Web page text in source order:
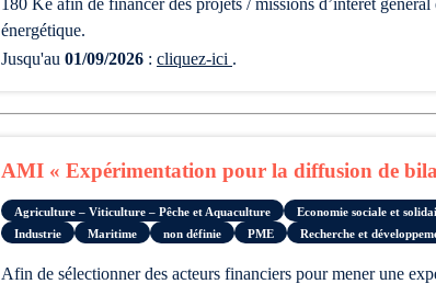
180 Ke afin de financer des projets / missions d’intérêt général en lien avec la préservation du patrimoine, la sauvegarde de la biodiversité et la transition
énergétique.
Jusqu'au 01/09/2026 : cliquez-ici .
AMI « Expérimentation pour la diffusion de
Agriculture – Viticulture – Pêche et Aquaculture Economie sociale et
Industrie
Maritime non définie PME Recherche et
afin de sélectionner des acteurs financiers pour mener une expérimentation de déploiement de diagnostics bilan d’émission de gaz à effet de serre (bilan